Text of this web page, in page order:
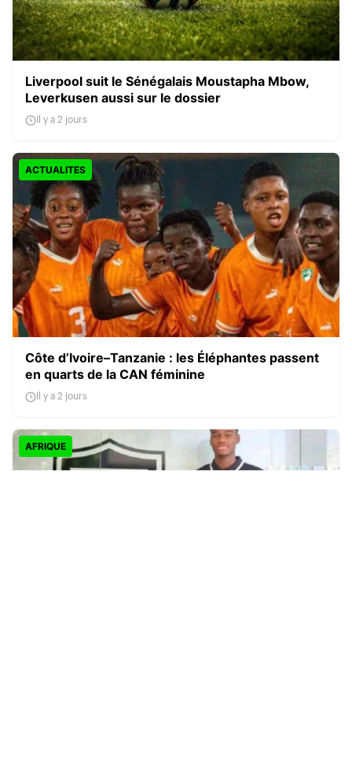
Liverpool suit le Sénégalais Moustapha Mbow,
Leverkusen aussi sur le dossier
Il y a 2 jours
ACTUALITES
Côte d’Ivoire–Tanzanie : les Éléphantes passent
en quarts de la CAN féminine
Il y a 2 jours
AFRIQUE